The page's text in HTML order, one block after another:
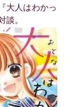
大人はわかっ
談。